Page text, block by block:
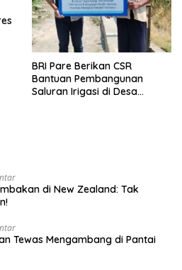
BRI Pare Berikan CSR
Bantuan Pembangunan
Saluran Irigasi di Desa
di New Zealand: Tak
Tewas Mengambang di Pantai